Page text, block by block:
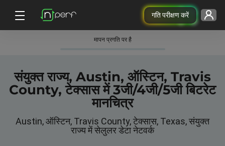
गति परीक्षण करें
मापन प्रगति पर है
संयुक्त राज्य, Austin, ऑस्टिन, Travis
County, टेक्सास में 3जी/4जी/5जी बिटरेट
मानचित्र
Austin, ऑस्टिन, Travis County, टेक्सास, Texas, संयुक्त
राज्य में सेलुलर डेटा नेटवर्क